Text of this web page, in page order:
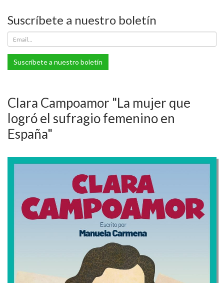
Suscríbete a nuestro boletín
Suscríbete a nuestro boletín
Clara Campoamor "La mujer que
logró el sufragio femenino en
España"